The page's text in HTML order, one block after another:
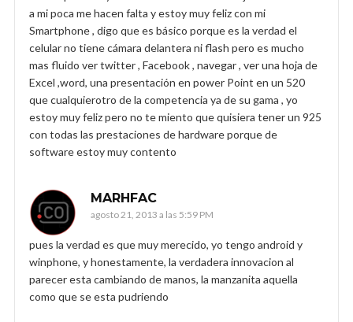
a mi poca me hacen falta y estoy muy feliz con mi
Smartphone , digo que es básico porque es la verdad el
celular no tiene cámara delantera ni flash pero es mucho
mas fluido ver twitter , Facebook , navegar , ver una hoja de
Excel ,word, una presentación en power Point en un 520
que cualquierotro de la competencia ya de su gama , yo
estoy muy feliz pero no te miento que quisiera tener un 925
con todas las prestaciones de hardware porque de
software estoy muy contento
MARHFAC
agosto 21, 2013 a las 5:59 PM
pues la verdad es que muy merecido, yo tengo android y
winphone, y honestamente, la verdadera innovacion al
parecer esta cambiando de manos, la manzanita aquella
como que se esta pudriendo